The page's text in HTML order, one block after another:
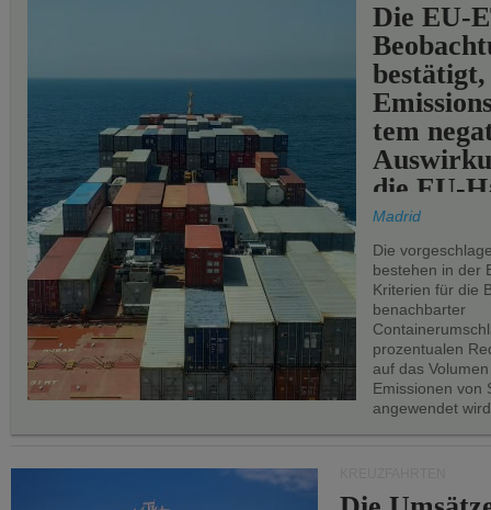
Die EU-
bestätigt,
tem
die EU-
Madrid
Die
bestehen in der
Kriterien für die
benachbarter
prozentualen
auf das
Emissionen von
angewendet